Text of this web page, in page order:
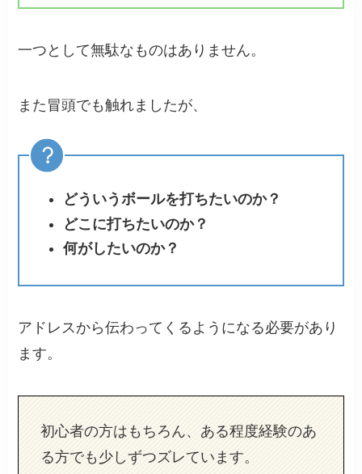
一つとして無駄なものはありません。
また冒頭でも触れましたが、
どういうボールを打ちたいのか？
どこに打ちたいのか？
何がしたいのか？
アドレスから伝わってくるようになる必要があり
ます。
初心者の方はもちろん、ある程度経験のあ
る方でも少しずつズレています。